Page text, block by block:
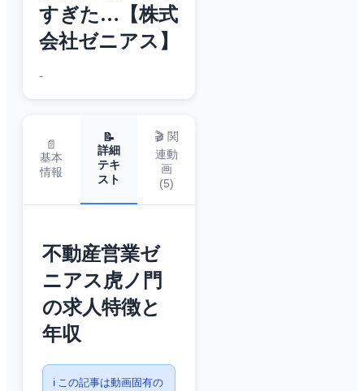
すぎた…【株式
会社ゼニアス】
-
📄
基本
情報
📝
詳細
テキ
スト
🎬 関
連動
画
(5)
不動産営業ゼ
ニアス虎ノ門
の求人特徴と
年収
ℹ️ この記事は動画固有の